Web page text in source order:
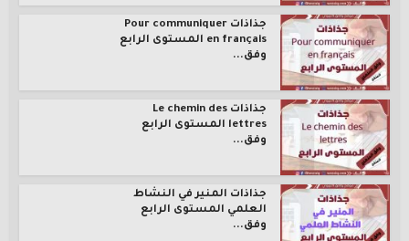
جذاذات Pour communiquer
en français المستوى الرابع
وفق...
جذاذات Le chemin des
lettres المستوى الرابع
وفق...
جذاذات المنير في النشاط
العلمي المستوى الرابع
وفق...